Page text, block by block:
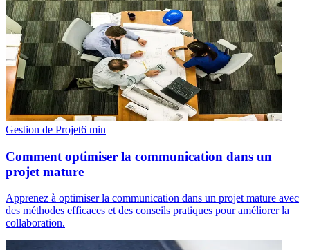
Gestion de Projet6 min
Comment optimiser la communication dans un
projet mature
Apprenez à optimiser la communication dans un projet mature avec
des méthodes efficaces et des conseils pratiques pour améliorer la
collaboration.